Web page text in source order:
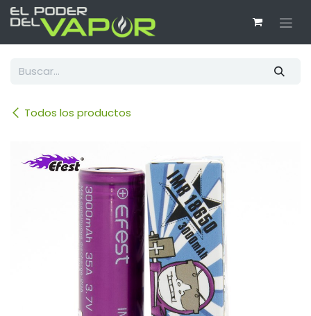
Ir al contenido
Todos los productos